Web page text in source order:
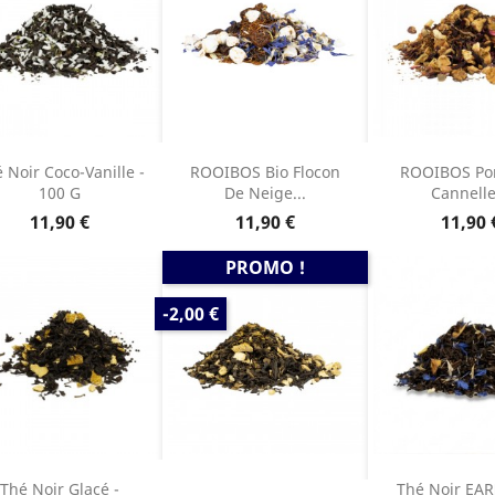
Noir Coco-Vanille -
100 G
Prix
11,90 €
ROOIBOS Bio Flocon
De Neige...
Prix
11,90 €
ROOIBOS
Prix
11,90
Thé Noir Glacé -
PROMO !
PRIX
DE
BASE
-2,00 €
Thé Noir